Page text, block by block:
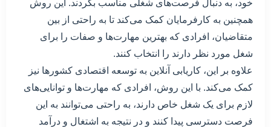
خود، به دنبال فرصت‌های شغلی مناسب بگردند. این روش
همچنین به کارفرمایان کمک می‌کند تا به راحتی از بین
متقاضیان، افرادی که بهترین مهارت‌ها و صفات را برای
شغل مورد نظر دارند را انتخاب کنند.
علاوه بر این، کاریابی آنلاین به توسعه اقتصادی کشورها نیز
کمک می‌کند. با این روش، افرادی که مهارت‌ها و توانایی‌های
لازم برای یک شغل خاص دارند، به راحتی می‌توانند به این
فرصت دسترسی پیدا کنند و در نتیجه به اشتغال و درآمد